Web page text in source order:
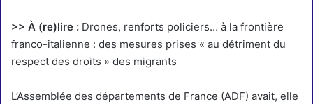
>> À (re)lire : Drones, renforts policiers… à la frontière
franco-italienne : des mesures prises « au détriment du
respect des droits » des migrants
L’Assemblée des départements de France (ADF) avait, elle